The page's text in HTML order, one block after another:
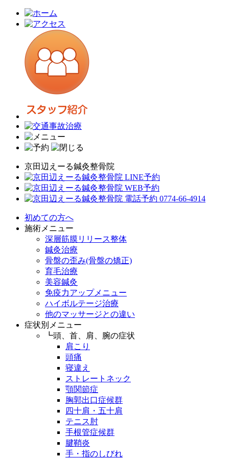
京田辺えーる鍼灸整骨院
初めての方へ
施術メニュー
深層筋膜リリース整体
鍼灸治療
骨盤の歪み(骨盤の矯正)
育毛治療
美容鍼灸
免疫力アップメニュー
ハイボルテージ治療
他のマッサージとの違い
症状別メニュー
┗頭、首、肩、腕の症状
肩こり
頭痛
寝違え
ストレートネック
顎関節症
胸郭出口症候群
四十肩・五十肩
テニス肘
手根管症候群
腱鞘炎
手・指のしびれ